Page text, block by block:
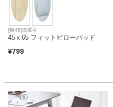
[幅45]洗濯可
45ｘ65 フィットピローパッド
¥799